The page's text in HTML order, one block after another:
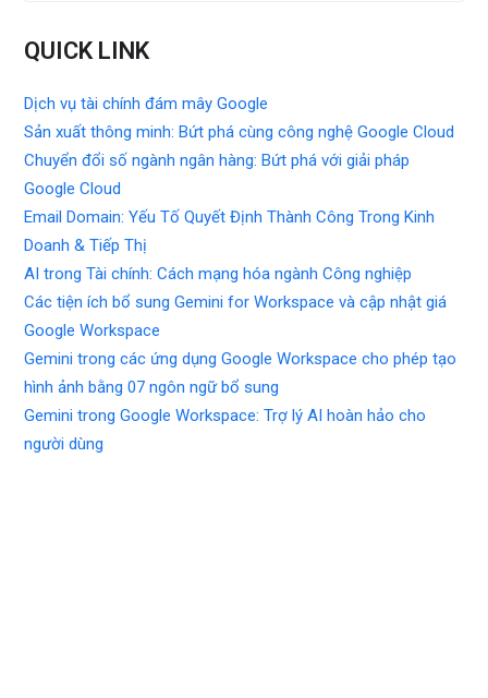
QUICK LINK
Dịch vụ tài chính đám mây Google
Sản xuất thông minh: Bứt phá cùng công nghệ Google Cloud
Chuyển đổi số ngành ngân hàng: Bứt phá với giải pháp
Google Cloud
Email Domain: Yếu Tố Quyết Định Thành Công Trong Kinh
Doanh & Tiếp Thị
AI trong Tài chính: Cách mạng hóa ngành Công nghiệp
Các tiện ích bổ sung Gemini for Workspace và cập nhật giá
Google Workspace
Gemini trong các ứng dụng Google Workspace cho phép tạo
hình ảnh bằng 07 ngôn ngữ bổ sung
Gemini trong Google Workspace: Trợ lý AI hoàn hảo cho
người dùng